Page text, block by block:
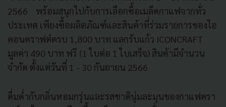
2566 พร้อมสนุกไปกับการเลือกซื้อเมล็ดกาแฟจากทั่ว
ประเทศ เพียงซื้อผลิตภัณฑ์และสินค้าที่ร่วมรายการของไอ
คอนคราฟต์ครบ 1,800 บาท แลกรับแก้ว ICONCRAFT
มูลค่า 490 บาท ฟรี (1 ใบต่อ 1 ใบเสร็จ) สินค้ามีจำนวน
จำกัด ตั้งแต่วันที่ 1 - 30 กันยายน 2566
ดื่มด่ำกับกลิ่นหอมกรุ่นและรสชาตินุ่มละมุนของกาแฟครา